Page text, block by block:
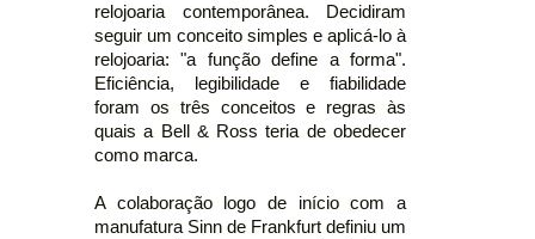
relojoaria contemporânea. Decidiram
seguir um conceito simples e aplicá-lo à
relojoaria: "a função define a forma".
Eficiência, legibilidade e fiabilidade
foram os três conceitos e regras às
quais a Bell & Ross teria de obedecer
como marca.
A colaboração logo de início com a
manufatura Sinn de Frankfurt definiu um